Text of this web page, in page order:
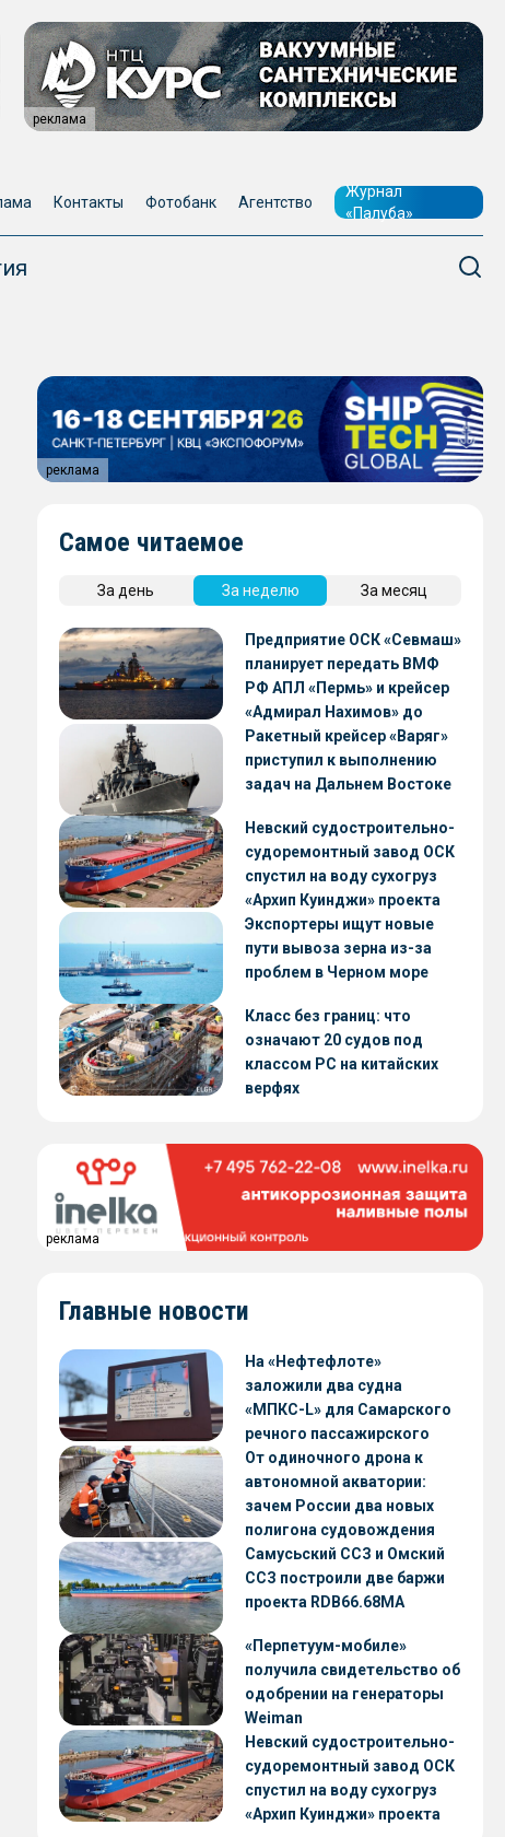
реклама
Контакты Фотобанк Агентство
Журнал
«Палуба»
реклама
Самое читаемое
За день За неделю За месяц
Предприятие ОСК «Севмаш»
планирует передать ВМФ
РФ АПЛ «Пермь» и крейсер
«Адмирал Нахимов» до
конца 2026 года
Ракетный крейсер «Варяг»
приступил к выполнению
задач на Дальнем Востоке
Невский судостроительно-
судоремонтный завод ОСК
спустил на воду сухогруз
«Архип Куинджи» проекта
RSD59
Экспортеры ищут новые
пути вывоза зерна из-за
проблем в Черном море
Класс без границ: что
означают 20 судов под
классом РС на китайских
верфях
реклама
Главные новости
На «Нефтефлоте»
заложили два судна
«МПКС-L» для Самарского
речного пассажирского
предприятия
От одиночного дрона к
автономной акватории:
зачем России два новых
полигона судовождения
Самусьский ССЗ и Омский
ССЗ построили две баржи
проекта RDB66.68МА
«Перпетуум-мобиле»
получила свидетельство об
одобрении на генераторы
Weiman
Невский судостроительно-
судоремонтный завод ОСК
спустил на воду сухогруз
«Архип Куинджи» проекта